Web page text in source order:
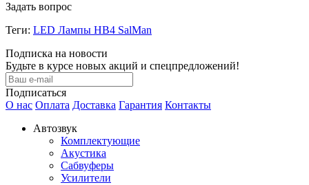
Задать вопрос
Теги: LED Лампы HB4 SalMan
Подписка на новости
Будьте в курсе новых акций и спецпредложений!
Подписаться
О нас Оплата Доставка Гарантия Контакты
Автозвук
Комплектующие
Акустика
Сабвуферы
Усилители